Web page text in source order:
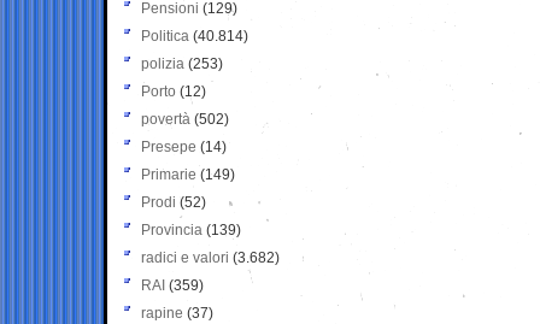
Pensioni (129)
Politica (40.814)
polizia (253)
Porto (12)
povertà (502)
Presepe (14)
Primarie (149)
Prodi (52)
Provincia (139)
radici e valori (3.682)
RAI (359)
rapine (37)